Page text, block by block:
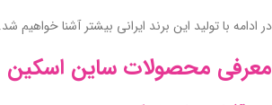
در ادامه با تولید این برند ایرانی بیشتر آشنا خواهیم شد.
معرفی محصولات ساین اسکین